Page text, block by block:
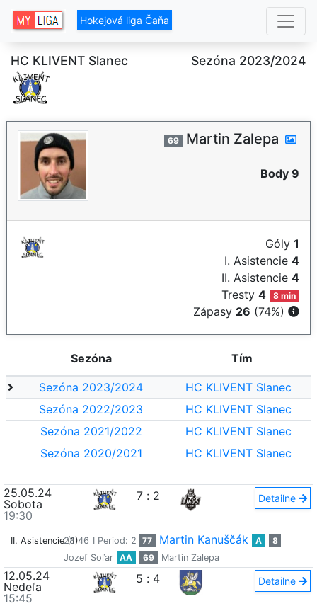
Hokejová liga Čaňa
HC KLIVENT Slanec Sezóna 2023/2024
69 Martin Zalepa
Body 9
Góly 1
I. Asistencie 4
II. Asistencie 4
Tresty4 8 min
Zápasy 26 (74%)
Sezóna Tím
Sezóna 2023/2024
HC KLIVENT Slanec
Sezóna 2022/2023
HC KLIVENT Slanec
Sezóna 2021/2022
HC KLIVENT Slanec
Sezóna 2020/2021
HC KLIVENT Slanec
25.05.24
Sobota
19:30
7 : 2 Detailne
II. Asistencie (1)
28:46 I Period: 2 77 Martin Kanuščák A
8
Jozef Soľar
AA 69 Martin Zalepa
12.05.24
Nedeľa
15:45
5 : 4 Detailne